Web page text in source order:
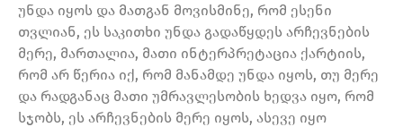
უნდა იყოს და მათგან მოვისმინე, რომ ესენი
თვლიან, ეს საკითხი უნდა გადაწყდეს არჩევნების
მერე, მართალია, მათი ინტერპრეტაცია ქარტიის,
რომ არ წერია იქ, რომ მანამდე უნდა იყოს, თუ მერე
და რადგანაც მათი უმრავლესობის ხედვა იყო, რომ
სჯობს, ეს არჩევნების მერე იყოს, ასევე იყო